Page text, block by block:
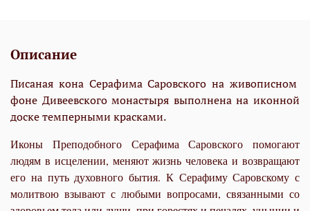
Описание
Писаная кона Серафима Саровского на живописном
фоне Дивеевского монастыря выполнена на иконной
доске темперными красками.
Иконы Преподобного Серафима Саровского помогают
людям в исцелении, меняют жизнь человека и возвращают
его на путь духовного бытия. К Серафиму Саровскому с
молитвою взывают с любыми вопросами, связанными со